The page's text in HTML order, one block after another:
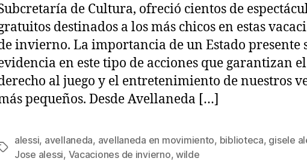
de Cultura, ofreció cientos de
destinados a los más chicos en estas
invierno. La importancia de un Estado presente
en este tipo de acciones que garantizan el
al juego y el entretenimiento de nuestros
pequeños. Desde Avellaneda […]
alessi, avellaneda, avellaneda en movimiento, biblioteca, gisele
Jose alessi, Vacaciones de invierno,wilde